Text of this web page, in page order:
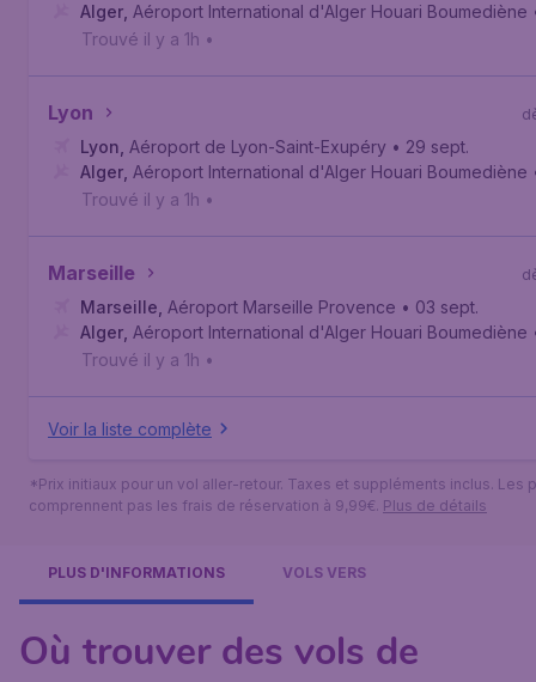
Alger Aéroport International d'Alger Houari Boumediène
Trouvé il y a 1h •
Lyon
Lyon Aéroport de Lyon-Saint-Exupéry • 29 sept.
Alger Aéroport International d'Alger Houari Boumediène
Trouvé il y a 1h •
Marseille
Marseille Aéroport Marseille Provence • 03 sept.
Alger Aéroport International d'Alger Houari Boumediène
Trouvé il y a 1h •
Voir la liste complète
*Prix initiaux pour un vol aller-retour. Taxes et suppléments inclus. Les
comprennent pas les frais de réservation à 9,99€. Plus de détails
PLUS D'INFORMATIONS VOLS VERS
Où trouver des vols de